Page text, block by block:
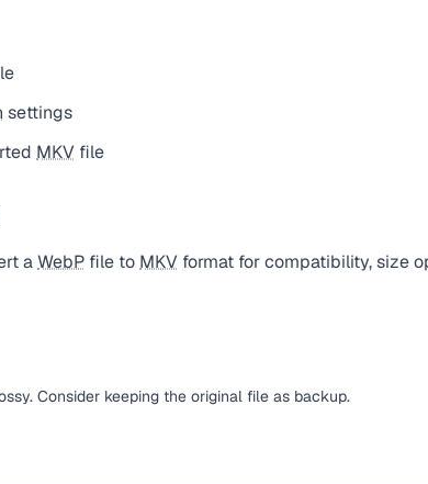
settings
MKV file
aWebP file to MKV format for compatibility, size
Consider keeping the original file as backup.